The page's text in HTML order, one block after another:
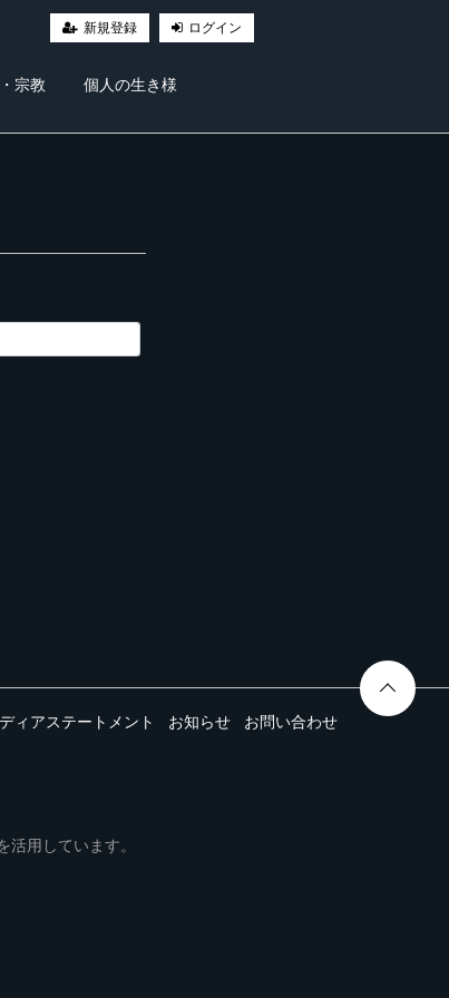
新規登録 ログイン
宗教
個人の生き様
ィアステートメント お知らせ お問い合わせ
用しています。